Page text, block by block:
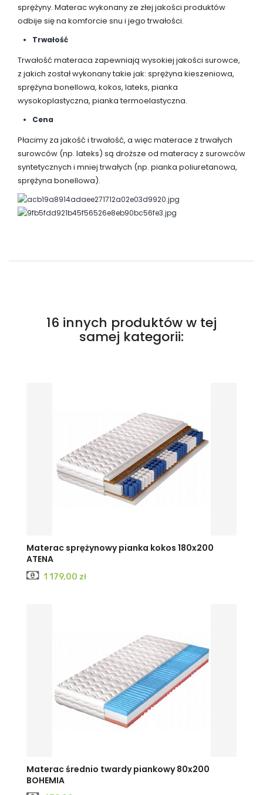
sprężyny. Materac wykonany ze złej jakości produktów
odbije się na komforcie snu i jego trwałości.
Trwałość
Trwałość materaca zapewniają wysokiej jakości surowce,
z jakich został wykonany takie jak: sprężyna kieszeniowa,
sprężyna bonellowa, kokos, lateks, pianka
wysokoplastyczna, pianka termoelastyczna.
Cena
Płacimy za jakość i trwałość, a więc materace z trwałych
surowców (np. lateks) są droższe od materacy z surowców
syntetycznych i mniej trwałych (np. pianka poliuretanowa,
sprężyna bonellowa).
16 innych produktów w tej
samej kategorii:
Materac sprężynowy pianka kokos 180x200
ATENA
Cena
1 179,00 zł
Materac średnio twardy piankowy 80x200
BOHEMIA